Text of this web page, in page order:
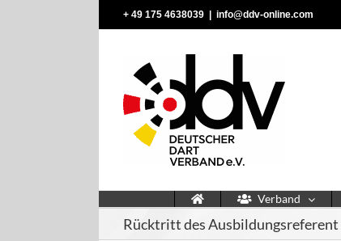
‭+ 49 175 4638039‬ | info@ddv-online.com
Verband
Rücktritt des Ausbildungsreferent